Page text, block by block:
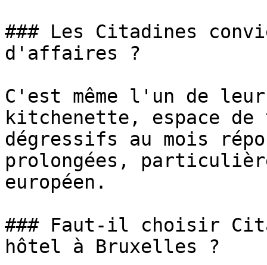
### Les Citadines
d'affaires ?
C'est même l'un de
kitchenette, espace
dégressifs au mois
prolongées,
européen.
### Faut-il choisir
hôtel à Bruxelles ?